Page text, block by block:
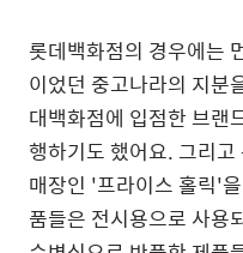
롯데백화점의 경우에는
이었던 중고나라의 지분
대백화점에 입점한 브랜
행하기도 했어요. 그리
매장인 '프라이스 홀릭'
품들은 전시용으로 사용